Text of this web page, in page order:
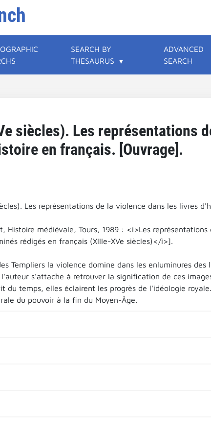
SEARCH BY
THESAURUS
ADVANCED
SEARCH
siècles). Les représentations
en français. [Ouvrage].
Les représentations de la violence dans les livres
Histoire médiévale, Tours, 1989 : <i>Les représentations
rédigés en français (XIIIe-XVe siècles)</i>].
Templiers la violence domine dans les enluminures des
s'attache à retrouver la signification de ces
du temps, elles éclairent les progrès de l'idéologie royale.
du pouvoir à la fin du Moyen-Âge.